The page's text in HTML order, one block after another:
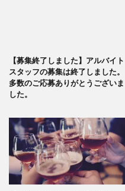
【募集終了しました】アルバイト
スタッフの募集は終了しました。
多数のご応募ありがとうございま
した。